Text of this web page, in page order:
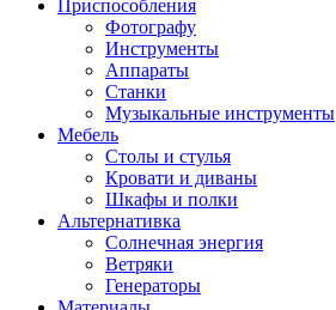
Приспособления
Фотографу
Инструменты
Аппараты
Станки
Музыкальные инструменты
Мебель
Столы и стулья
Кровати и диваны
Шкафы и полки
Альтернативка
Солнечная энергия
Ветряки
Генераторы